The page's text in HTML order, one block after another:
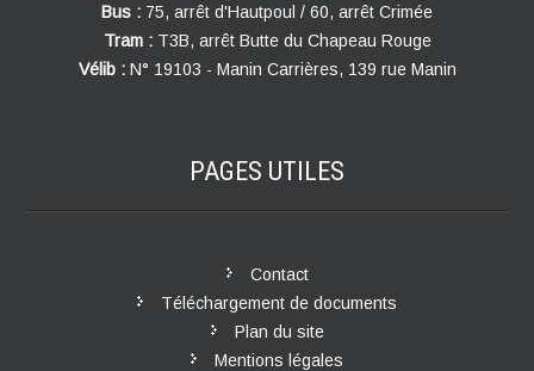
Bus : 75, arrêt d'Hautpoul / 60, arrêt Crimée
Tram : T3B, arrêt Butte du Chapeau Rouge
Vélib : N° 19103 - Manin Carrières, 139 rue Manin
PAGES UTILES
Contact
Téléchargement de documents
Plan du site
Mentions légales